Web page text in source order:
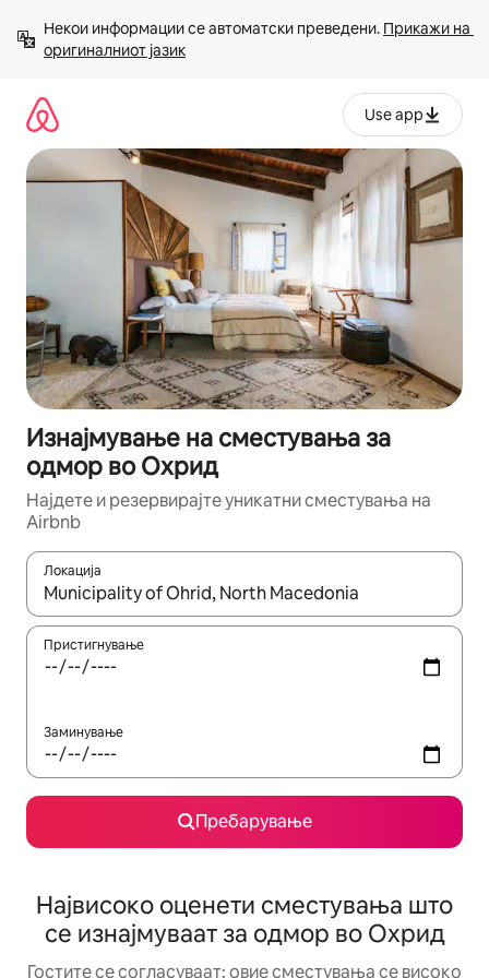
содржина
Некои информации се автоматски преведени. Прикажи на
оригиналниот јазик
Use app
Изнајмување на сместувања за
одмор во Охрид
Најдете и резервирајте уникатни сместувања на
Airbnb
Локација
Кога резултатите се достапни, движете се со копчињата
Пристигнување
Заминување
Пребарување
Највисоко оценети сместувања што
се изнајмуваат за одмор во Охрид
Гостите се согласуваат: овие сместувања се високо